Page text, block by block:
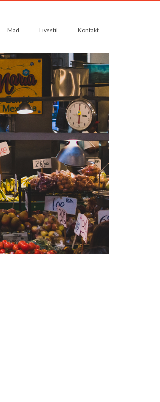
Mad Livsstil Kontakt